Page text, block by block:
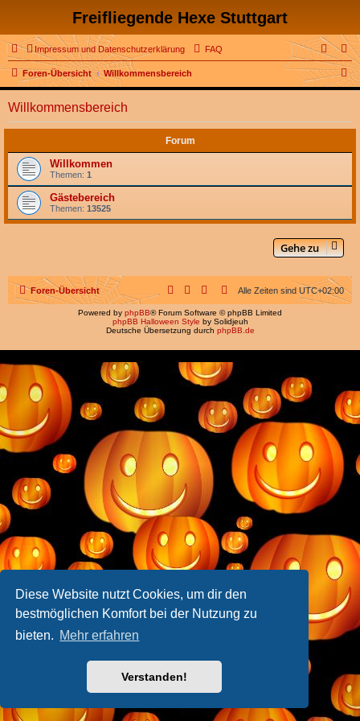
Diese Website nutzt Cookies, um dir den
bestmöglichen Komfort bei der Nutzung zu
bieten. Mehr erfahren
Verstanden!
Freifliegende Hexe Stuttgart
Impressum und Datenschutzerklärung FAQ
Foren-Übersicht Willkommensbereich
S
u
h
Willkommensbereich
Forum
Willkommen
Themen: 1
Gästebereich
Themen: 13525
Gehe zu
Foren-Übersicht Alle Zeiten sind UTC+02:00
Powered by phpBB® Forum Software © phpBB Limited
phpBB Halloween Style by Solidjeuh
Deutsche Übersetzung durch phpBB.de